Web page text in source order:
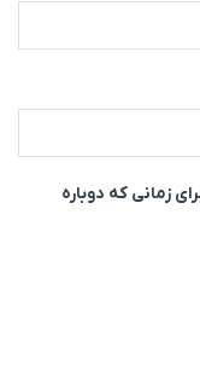
زمانی که دوباره